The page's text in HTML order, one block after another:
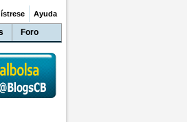
Foro
Ayuda